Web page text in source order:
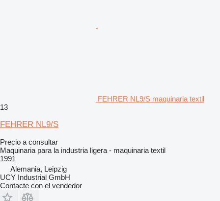
FEHRER NL9/S maquinaria textil
13
FEHRER NL9/S
Precio a consultar
Maquinaria para la industria ligera - maquinaria textil
1991
Alemania, Leipzig
UCY Industrial GmbH
Contacte con el vendedor